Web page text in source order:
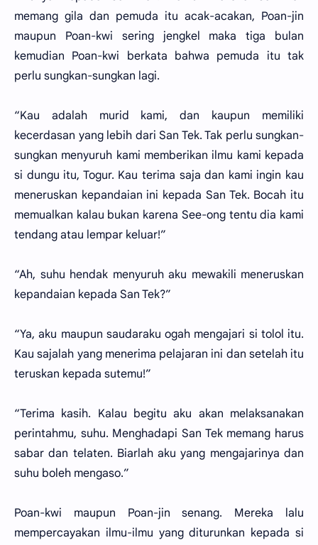
memang gila dan pemuda itu acak-acakan, Poan-jin
maupun Poan-kwi sering jengkel maka tiga bulan
kemudian Poan-kwi berkata bahwa pemuda itu tak
perlu sungkan-sungkan lagi.
“Kau adalah murid kami, dan kaupun memiliki
kecerdasan yang lebih dari San Tek. Tak perlu sungkan-
sungkan menyuruh kami memberikan ilmu kami kepada
si dungu itu, Togur. Kau terima saja dan kami ingin kau
meneruskan kepandaian ini kepada San Tek. Bocah itu
memualkan kalau bukan karena See-ong tentu dia kami
tendang atau lempar keluar!”
“Ah, suhu hendak menyuruh aku mewakili meneruskan
kepandaian kepada San Tek?”
“Ya, aku maupun saudaraku ogah mengajari si tolol itu.
Kau sajalah yang menerima pelajaran ini dan setelah itu
teruskan kepada sutemu!”
“Terima kasih. Kalau begitu aku akan melaksanakan
perintahmu, suhu. Menghadapi San Tek memang harus
sabar dan telaten. Biarlah aku yang mengajarinya dan
suhu boleh mengaso.”
Poan-kwi maupun Poan-jin senang. Mereka lalu
mempercayakan ilmu-ilmu yang diturunkan kepada si